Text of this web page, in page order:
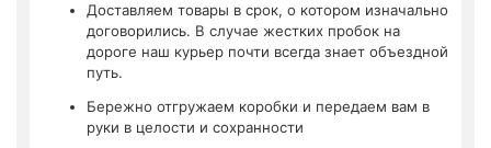
Доставляем товары в срок, о котором изначально
договорились. В случае жестких пробок на
дороге наш курьер почти всегда знает объездной
путь.
Бережно отгружаем коробки и передаем вам в
руки в целости и сохранности